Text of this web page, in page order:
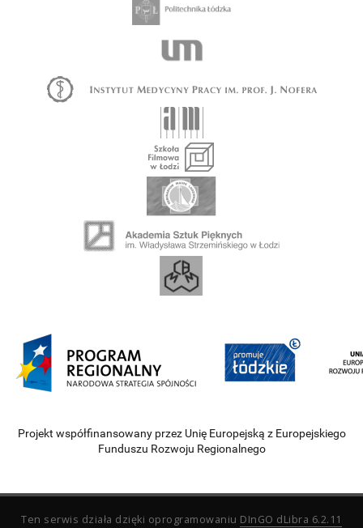
Projekt współfinansowany przez Unię Europejską z Europejskiego
Funduszu Rozwoju Regionalnego
Ten serwis działa dzięki oprogramowaniu DInGO dLibra 6.2.11